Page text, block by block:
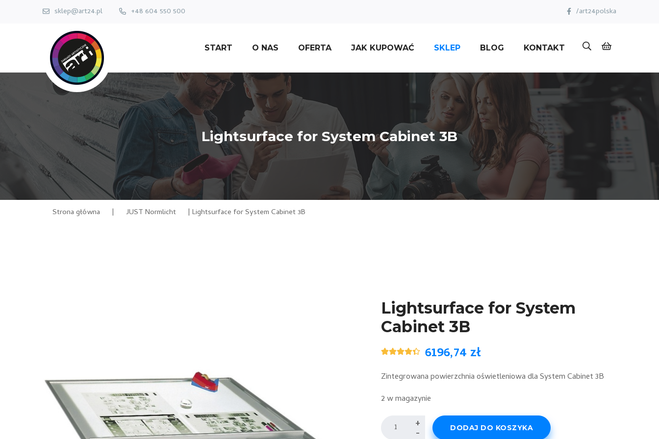
sklep@art24.pl +48 604 550 500 /art24polska
START O NAS OFERTA JAK KUPOWAĆ SKLEP BLOG KONTAKT
Lightsurface for System Cabinet 3B
Strona główna | JUST Normlicht | Lightsurface for System Cabinet 3B
Lightsurface for System
Cabinet 3B
Oceniony
na
podstawie
5
klientów
6196,74 zł
Zintegrowana powierzchnia oświetleniowa dla System Cabinet 3B
2 w magazynie
Lightsurface
+
- DODAJ DO KOSZYKA